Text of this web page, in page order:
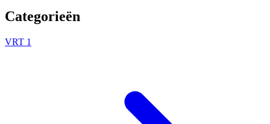
Categorieën
VRT 1